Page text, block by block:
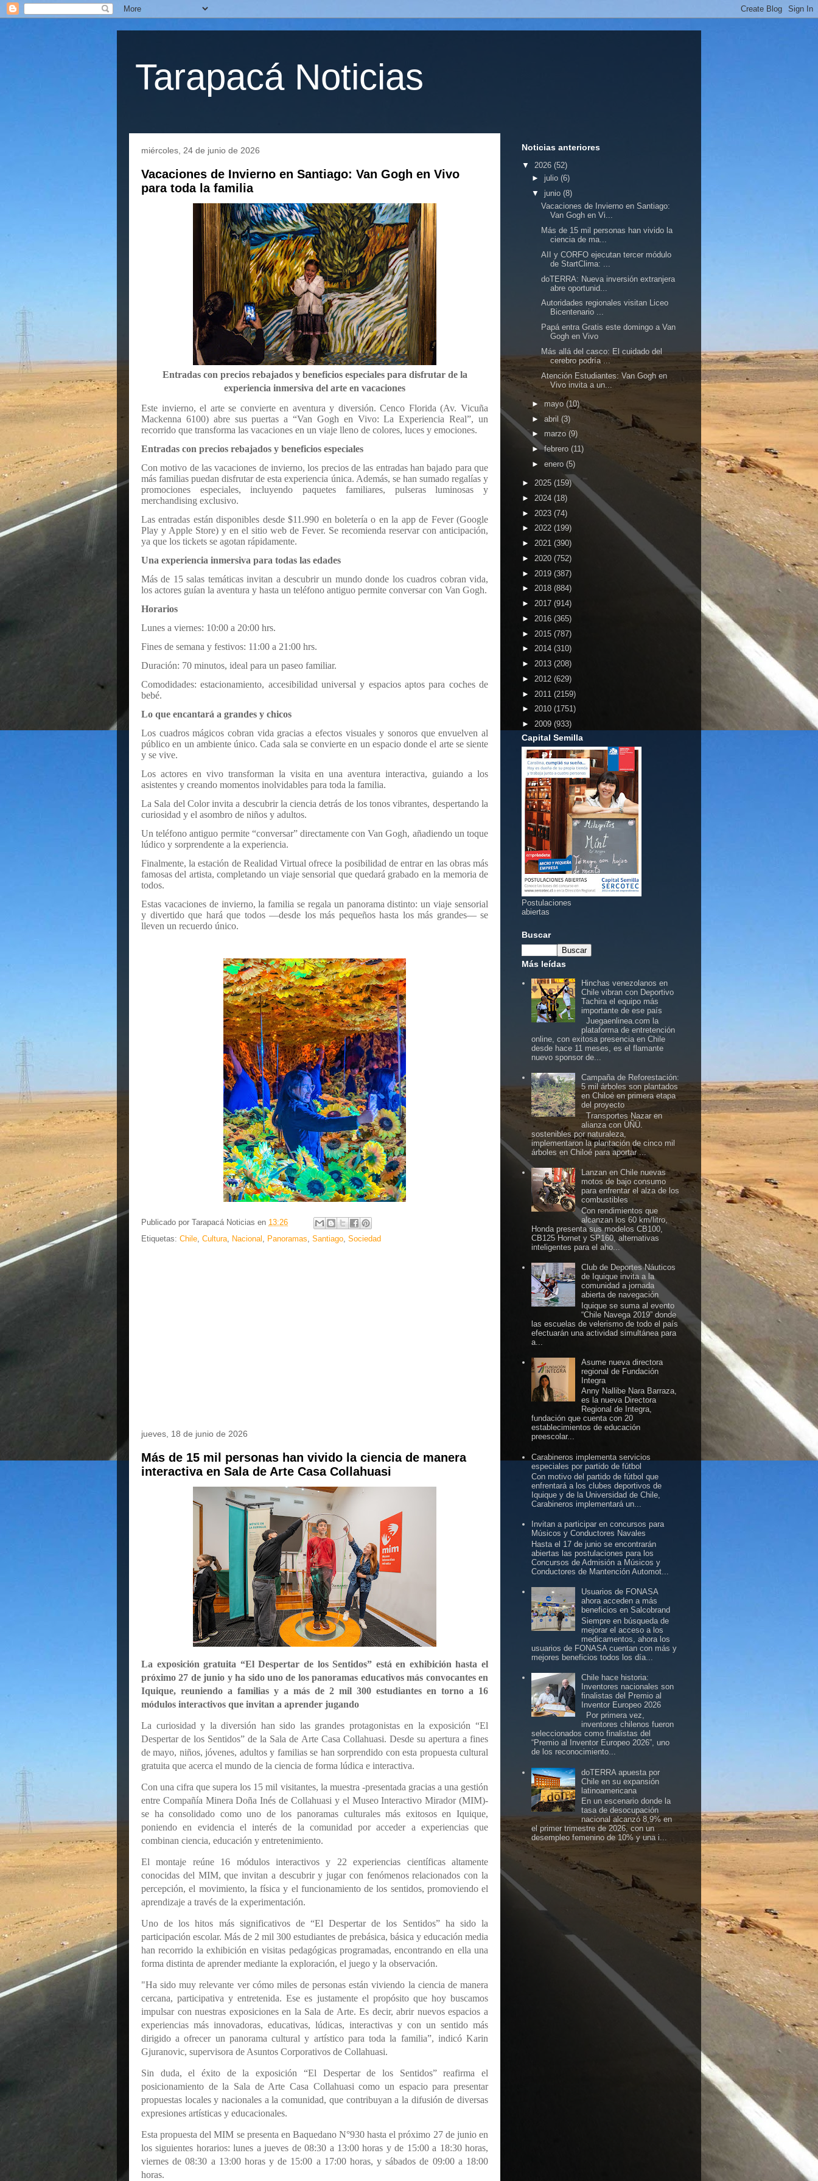
Tarapacá Noticias
miércoles, 24 de junio de 2026
Vacaciones de Invierno en Santiago: Van Gogh en Vivo
para toda la familia
Entradas con precios rebajados y beneficios especiales para disfrutar de la
experiencia inmersiva del arte en vacaciones
Este invierno, el arte se convierte en aventura y diversión. Cenco Florida (Av. Vicuña
Mackenna 6100) abre sus puertas a “Van Gogh en Vivo: La Experiencia Real”, un
recorrido que transforma las vacaciones en un viaje lleno de colores, luces y emociones.
Entradas con precios rebajados y beneficios especiales
Con motivo de las vacaciones de invierno, los precios de las entradas han bajado para que
más familias puedan disfrutar de esta experiencia única. Además, se han sumado regalías y
promociones especiales, incluyendo paquetes familiares, pulseras luminosas y
merchandising exclusivo.
Las entradas están disponibles desde $11.990 en boletería o en la app de Fever (Google
Play y Apple Store) y en el sitio web de Fever. Se recomienda reservar con anticipación,
ya que los tickets se agotan rápidamente.
Una experiencia inmersiva para todas las edades
Más de 15 salas temáticas invitan a descubrir un mundo donde los cuadros cobran vida,
los actores guían la aventura y hasta un teléfono antiguo permite conversar con Van Gogh.
Horarios
Lunes a viernes: 10:00 a 20:00 hrs.
Fines de semana y festivos: 11:00 a 21:00 hrs.
Duración: 70 minutos, ideal para un paseo familiar.
Comodidades: estacionamiento, accesibilidad universal y espacios aptos para coches de
bebé.
Lo que encantará a grandes y chicos
Los cuadros mágicos cobran vida gracias a efectos visuales y sonoros que envuelven al
público en un ambiente único. Cada sala se convierte en un espacio donde el arte se siente
y se vive.
Los actores en vivo transforman la visita en una aventura interactiva, guiando a los
asistentes y creando momentos inolvidables para toda la familia.
La Sala del Color invita a descubrir la ciencia detrás de los tonos vibrantes, despertando la
curiosidad y el asombro de niños y adultos.
Un teléfono antiguo permite “conversar” directamente con Van Gogh, añadiendo un toque
lúdico y sorprendente a la experiencia.
Finalmente, la estación de Realidad Virtual ofrece la posibilidad de entrar en las obras más
famosas del artista, completando un viaje sensorial que quedará grabado en la memoria de
todos.
Estas vacaciones de invierno, la familia se regala un panorama distinto: un viaje sensorial
y divertido que hará que todos —desde los más pequeños hasta los más grandes— se
lleven un recuerdo único.
Publicado por Tarapacá Noticias en 13:26
Etiquetas: Chile Cultura Nacional Panoramas Santiago Sociedad
jueves, 18 de junio de 2026
Más de 15 mil personas han vivido la ciencia de manera
interactiva en Sala de Arte Casa Collahuasi
La exposición gratuita “El Despertar de los Sentidos” está en exhibición hasta el
próximo 27 de junio y ha sido uno de los panoramas educativos más convocantes en
Iquique, reuniendo a familias y a más de 2 mil 300 estudiantes en torno a 16
módulos interactivos que invitan a aprender jugando
La curiosidad y la diversión han sido las grandes protagonistas en la exposición “El
Despertar de los Sentidos” de la Sala de Arte Casa Collahuasi. Desde su apertura a fines
de mayo, niños, jóvenes, adultos y familias se han sorprendido con esta propuesta cultural
gratuita que acerca el mundo de la ciencia de forma lúdica e interactiva.
Con una cifra que supera los 15 mil visitantes, la muestra -presentada gracias a una gestión
entre Compañía Minera Doña Inés de Collahuasi y el Museo Interactivo Mirador (MIM)-
se ha consolidado como uno de los panoramas culturales más exitosos en Iquique,
poniendo en evidencia el interés de la comunidad por acceder a experiencias que
combinan ciencia, educación y entretenimiento.
El montaje reúne 16 módulos interactivos y 22 experiencias científicas altamente
conocidas del MIM, que invitan a descubrir y jugar con fenómenos relacionados con la
percepción, el movimiento, la física y el funcionamiento de los sentidos, promoviendo el
aprendizaje a través de la experimentación.
Uno de los hitos más significativos de “El Despertar de los Sentidos” ha sido la
participación escolar. Más de 2 mil 300 estudiantes de prebásica, básica y educación media
han recorrido la exhibición en visitas pedagógicas programadas, encontrando en ella una
forma distinta de aprender mediante la exploración, el juego y la observación.
"Ha sido muy relevante ver cómo miles de personas están viviendo la ciencia de manera
cercana, participativa y entretenida. Ese es justamente el propósito que hoy buscamos
impulsar con nuestras exposiciones en la Sala de Arte. Es decir, abrir nuevos espacios a
experiencias más innovadoras, educativas, lúdicas, interactivas y con un sentido más
dirigido a ofrecer un panorama cultural y artístico para toda la familia”, indicó Karin
Gjuranovic, supervisora de Asuntos Corporativos de Collahuasi.
Sin duda, el éxito de la exposición “El Despertar de los Sentidos” reafirma el
posicionamiento de la Sala de Arte Casa Collahuasi como un espacio para presentar
propuestas locales y nacionales a la comunidad, que contribuyan a la difusión de diversas
expresiones artísticas y educacionales.
Esta propuesta del MIM se presenta en Baquedano N°930 hasta el próximo 27 de junio en
los siguientes horarios: lunes a jueves de 08:30 a 13:00 horas y de 15:00 a 18:30 horas,
viernes de 08:30 a 13:00 horas y de 15:00 a 17:00 horas, y sábados de 09:00 a 18:00
horas.
Noticias anteriores
▼ 2026 (52)
► julio (6)
▼ junio (8)
Vacaciones de Invierno en Santiago:
Van Gogh en Vi...
Más de 15 mil personas han vivido la
ciencia de ma...
AII y CORFO ejecutan tercer módulo
de StartClima: ...
doTERRA: Nueva inversión extranjera
abre oportunid...
Autoridades regionales visitan Liceo
Bicentenario ...
Papá entra Gratis este domingo a Van
Gogh en Vivo
Más allá del casco: El cuidado del
cerebro podría ...
Atención Estudiantes: Van Gogh en
Vivo invita a un...
► mayo (10)
► abril (3)
► marzo (9)
►febrero (11)
► enero (5)
► 2025 (159)
► 2024 (18)
► 2023 (74)
► 2022 (199)
► 2021 (390)
► 2020 (752)
► 2019 (387)
► 2018 (884)
► 2017 (914)
► 2016 (365)
► 2015 (787)
► 2014 (310)
► 2013 (208)
► 2012 (629)
► 2011 (2159)
► 2010 (1751)
► 2009 (933)
Capital Semilla
Postulaciones
abiertas
Buscar
Más leídas
Hinchas venezolanos en
Chile vibran con Deportivo
Tachira el equipo más
importante de ese país
Juegaenlinea.com la
plataforma de entretención
online, con exitosa presencia en Chile
desde hace 11 meses, es el flamante
nuevo sponsor de...
Campaña de Reforestación:
5 mil árboles son plantados
en Chiloé en primera etapa
del proyecto
Transportes Nazar en
alianza con ÜÑÜ.
sostenibles por naturaleza,
implementaron la plantación de cinco mil
árboles en Chiloé para aportar ...
Lanzan en Chile nuevas
motos de bajo consumo
para enfrentar el alza de los
combustibles
Con rendimientos que
alcanzan los 60 km/litro,
Honda presenta sus modelos CB100,
CB125 Hornet y SP160, alternativas
inteligentes para el aho...
Club de Deportes Náuticos
de Iquique invita a la
comunidad a jornada
abierta de navegación
Iquique se suma al evento
“Chile Navega 2019” donde
las escuelas de velerismo de todo el país
efectuarán una actividad simultánea para
a...
Asume nueva directora
regional de Fundación
Integra
Anny Nallibe Nara Barraza,
es la nueva Directora
Regional de Integra,
fundación que cuenta con 20
establecimientos de educación
preescolar...
Carabineros implementa servicios
especiales por partido de fútbol
Con motivo del partido de fútbol que
enfrentará a los clubes deportivos de
Iquique y de la Universidad de Chile,
Carabineros implementará un...
Invitan a participar en concursos para
Músicos y Conductores Navales
Hasta el 17 de junio se encontrarán
abiertas las postulaciones para los
Concursos de Admisión a Músicos y
Conductores de Mantención Automot...
Usuarios de FONASA
ahora acceden a más
beneficios en Salcobrand
Siempre en búsqueda de
mejorar el acceso a los
medicamentos, ahora los
usuarios de FONASA cuentan con más y
mejores beneficios todos los día...
Chile hace historia:
Inventores nacionales son
finalistas del Premio al
Inventor Europeo 2026
Por primera vez,
inventores chilenos fueron
seleccionados como finalistas del
“Premio al Inventor Europeo 2026”, uno
de los reconocimiento...
doTERRA apuesta por
Chile en su expansión
latinoamericana
En un escenario donde la
tasa de desocupación
nacional alcanzó 8,9% en
el primer trimestre de 2026, con un
desempleo femenino de 10% y una i...